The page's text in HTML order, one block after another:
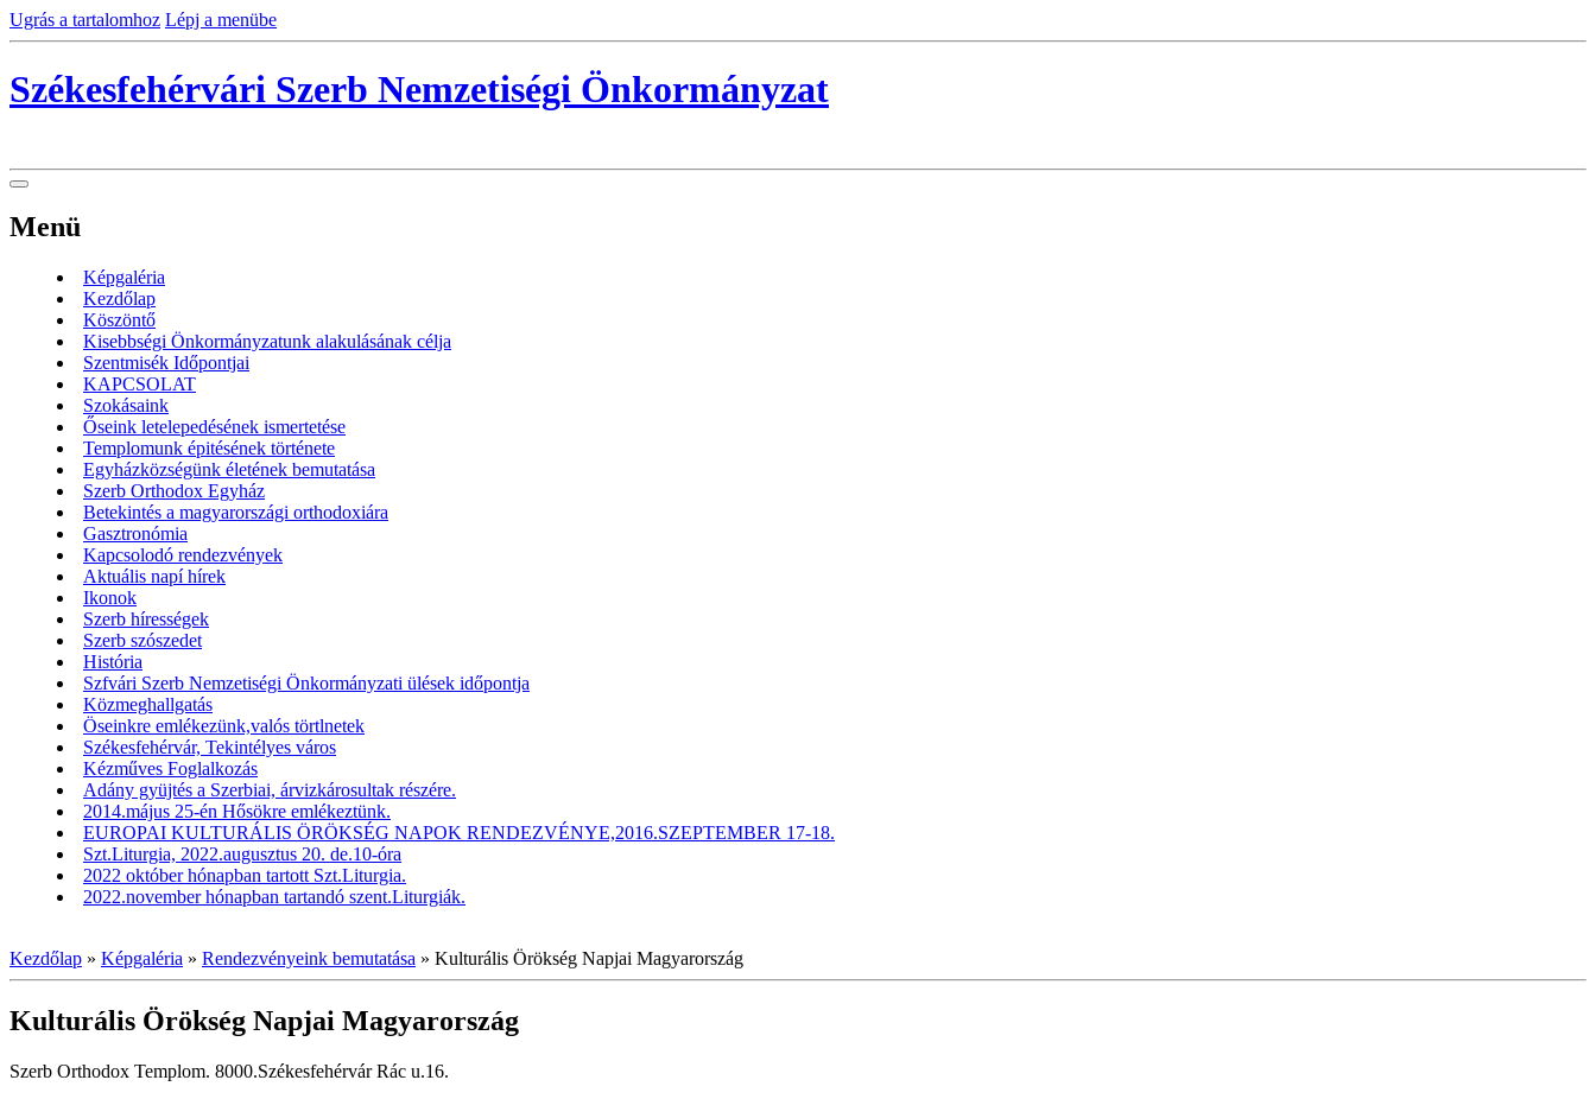
Ugrás a tartalomhoz Lépj a menübe
Székesfehérvári Szerb Nemzetiségi Önkormányzat
Menü
Képgaléria
Kezdőlap
Köszöntő
Kisebbségi Önkormányzatunk alakulásának célja
Szentmisék Időpontjai
KAPCSOLAT
Szokásaink
Őseink letelepedésének ismertetése
Templomunk épitésének története
Egyházközségünk életének bemutatása
Szerb Orthodox Egyház
Betekintés a magyarországi orthodoxiára
Gasztronómia
Kapcsolodó rendezvények
Aktuális napí hírek
Ikonok
Szerb hírességek
Szerb szószedet
História
Szfvári Szerb Nemzetiségi Önkormányzati ülések időpontja
Közmeghallgatás
Öseinkre emlékezünk,valós törtlnetek
Székesfehérvár, Tekintélyes város
Kézműves Foglalkozás
Adány gyüjtés a Szerbiai, árvizkárosultak részére.
2014.május 25-én Hősökre emlékeztünk.
EUROPAI KULTURÁLIS ÖRÖKSÉG NAPOK RENDEZVÉNYE,2016.SZEPTEMBER 17-18.
Szt.Liturgia, 2022.augusztus 20. de.10-óra
2022 október hónapban tartott Szt.Liturgia.
2022.november hónapban tartandó szent.Liturgiák.
Kezdőlap » Képgaléria » Rendezvényeink bemutatása » Kulturális Örökség Napjai Magyarország
Kulturális Örökség Napjai Magyarország
Szerb Orthodox Templom. 8000.Székesfehérvár Rác u.16.